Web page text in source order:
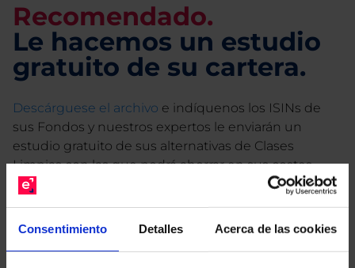
Consentimiento Detalles Acerca de las cookies
Recomendado.
Le hacemos un estudio
gratuito de su cartera.
Descárguese el archivo e indíquenos los ISINs de
sus Fondos y nuestros expertos le enviarán un
estudio gratuito de sus alternativas de Clases
Limpias con las que podrá ahorrar en sus costes.